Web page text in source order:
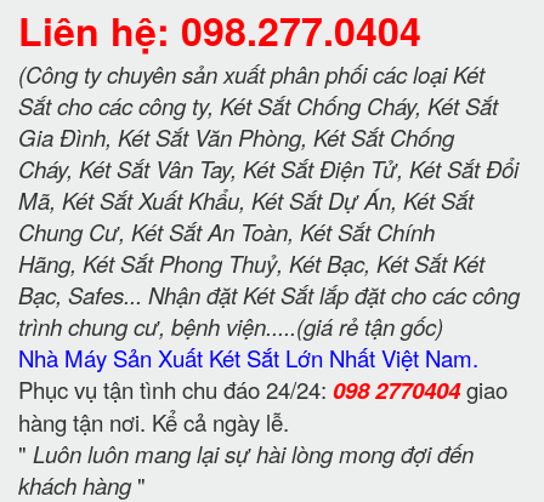
Liên hệ: 098.277.0404
(Công ty chuyên sản xuất phân phối các loại Két
Sắt cho các công ty, Két Sắt Chống Cháy, Két Sắt
Gia Đình, Két Sắt Văn Phòng, Két Sắt Chống
Cháy, Két Sắt Vân Tay, Két Sắt Điện Tử, Két Sắt Đổi
Mã, Két Sắt Xuất Khẩu, Két Sắt Dự Án, Két Sắt
Chung Cư, Két Sắt An Toàn, Két Sắt Chính
Hãng, Két Sắt Phong Thuỷ, Két Bạc, Két Sắt Két
Bạc, Safes... Nhận đặt Két Sắt lắp đặt cho các công
trình chung cư, bệnh viện.....(giá rẻ tận gốc)
Nhà Máy Sản Xuất Két Sắt Lớn Nhất Việt Nam.
Phục vụ tận tình chu đáo 24/24: 098 2770404giao
hàng tận nơi. Kể cả ngày lễ.
" Luôn luôn mang lại sự hài lòng mong đợi đến
khách hàng"